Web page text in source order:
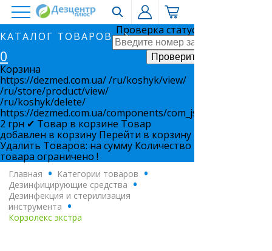
КАТАЛОГ ТОВАРОВ Проверка статуса заказа
0
Корзина
https://dezmed.com.ua//ru/koshyk/view/
/ru/store/product/view/
/ru/koshyk/delete/
https://dezmed.com.ua/components/com_jshopping/files/
2 грн ✔ Товар в корзине Товар
добавлен в корзину Перейти в корзину
Удалить Товаров: на сумму Количество
товара ограничено !
Главная . Категории товаров
.
Дезинфицирующие средства
.
Дезинфекция и стерилизация
инструмента
.
Корзолекс экстра